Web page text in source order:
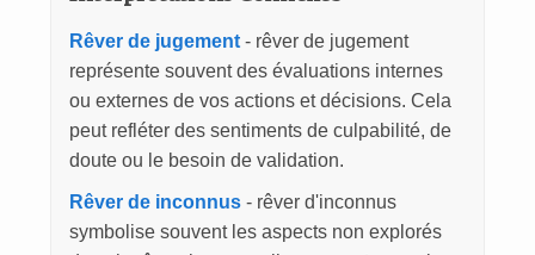
Rêver de jugement- rêver de jugement
représente souvent des évaluations internes
ou externes de vos actions et décisions. Cela
peut refléter des sentiments de culpabilité, de
doute ou le besoin de validation.
Rêver de inconnus- rêver d'inconnus
symbolise souvent les aspects non explorés